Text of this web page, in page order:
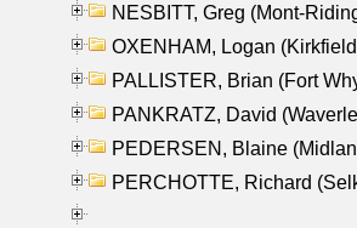
NESBITT, Greg (Mont-
OXENHAM, Logan
PALLISTER, Brian (Fort
PANKRATZ, David
PEDERSEN, Blaine
PERCHOTTE, Richard